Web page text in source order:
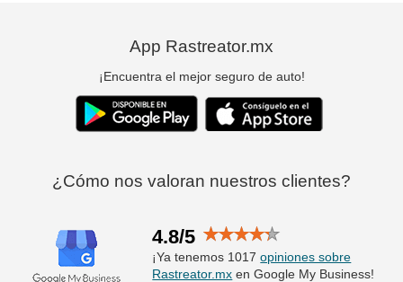
App Rastreator.mx
¡Encuentra el mejor seguro de auto!
¿Cómo nos valoran nuestros clientes?
4.8/5
¡Ya tenemos 1017opiniones sobre
Rastreator.mx en Google My Business!